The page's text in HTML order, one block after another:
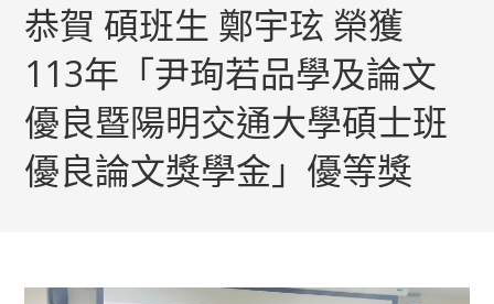
恭賀 碩班生 鄭宇玹 榮獲
113年「尹珣若品學及論文
優良暨陽明交通大學碩士班
優良論文獎學金」優等獎